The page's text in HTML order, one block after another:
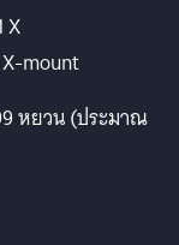
X
mount
หยวน (ประมาณ